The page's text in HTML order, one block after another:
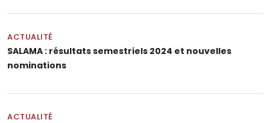
ACTUALITÉ
SALAMA : résultats semestriels 2024 et nouvelles
nominations
ACTUALITÉ